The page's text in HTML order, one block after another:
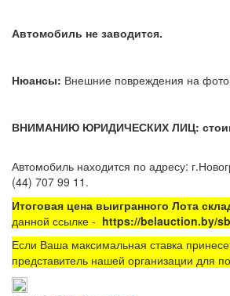
Автомобиль не заводится.
Нюансы: Внешние повреждения на
ВНИМАНИЮ ЮРИДИЧЕСКИХ ЛИЦ:
Автомобиль находится по адресу:
(44) 707 99
Итоговая цена выигранного Лота
данной ссылке - https://belauction.by/
Если Ваша максимальная ставка
представитель нашей организации для